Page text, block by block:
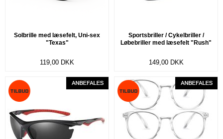
Solbrille med læsefelt, Uni-sex
"Texas"
119,00 DKK
Sportsbriller / Cykelbriller /
Løbebriller med læsefelt "Rush"
149,00 DKK